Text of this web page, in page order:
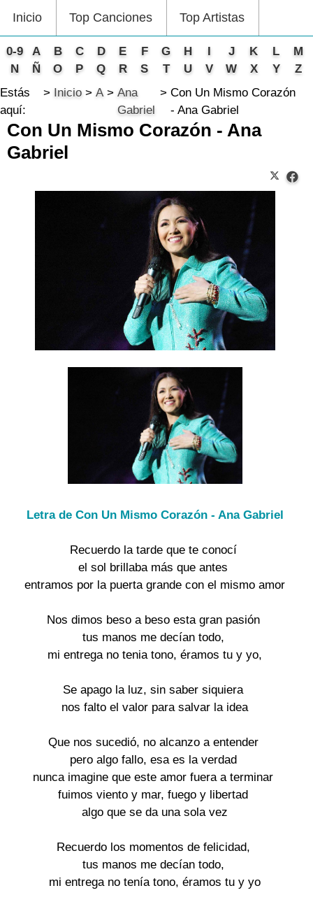
Inicio Top Canciones Top Artistas
0-9 A B C D E F G H I J K L
M
N
Ñ O P Q R S T U V W X Y
Z
Estás
aquí:
Inicio A
Ana
Gabriel
Con Un Mismo Corazón
- Ana Gabriel
Con Un Mismo Corazón - Ana
Gabriel
Letra de Con Un Mismo Corazón - Ana Gabriel
Recuerdo la tarde que te conocí
el sol brillaba más que antes
entramos por la puerta grande con el mismo amor
Nos dimos beso a beso esta gran pasión
tus manos me decían todo,
mi entrega no tenia tono, éramos tu y yo,
Se apago la luz, sin saber siquiera
nos falto el valor para salvar la idea
Que nos sucedió, no alcanzo a entender
pero algo fallo, esa es la verdad
nunca imagine que este amor fuera a terminar
fuimos viento y mar, fuego y libertad
algo que se da una sola vez
Recuerdo los momentos de felicidad,
tus manos me decían todo,
mi entrega no tenía tono, éramos tu y yo